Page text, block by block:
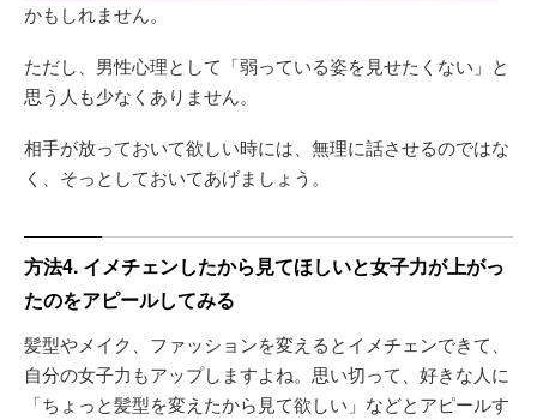
かもしれません。
ただし、男性心理として「弱っている姿を見せたくない」と
思う人も少なくありません。
相手が放っておいて欲しい時には、無理に話させるのではな
く、そっとしておいてあげましょう。
方法4. イメチェンしたから見てほしいと女子力が上がっ
たのをアピールしてみる
髪型やメイク、ファッションを変えるとイメチェンできて、
自分の女子力もアップしますよね。思い切って、好きな人に
「ちょっと髪型を変えたから見て欲しい」などとアピールす